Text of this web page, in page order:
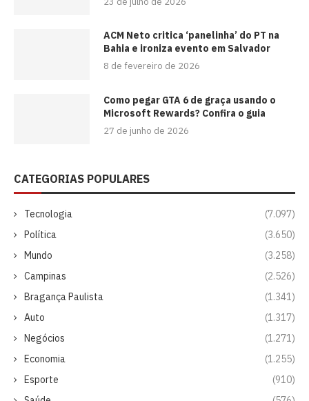
ACM Neto critica ‘panelinha’ do PT na
Bahia e ironiza evento em Salvador
8 de fevereiro de 2026
Como pegar GTA 6 de graça usando o
Microsoft Rewards? Confira o guia
27 de junho de 2026
CATEGORIAS POPULARES
Tecnologia
(7.097)
Política
(3.650)
Mundo
(3.258)
Campinas
(2.526)
Bragança Paulista
(1.341)
Auto
(1.317)
Negócios
(1.271)
Economia
(1.255)
Esporte
(910)